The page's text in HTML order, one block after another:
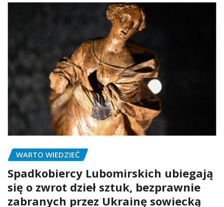
WARTO WIEDZIEĆ
Spadkobiercy Lubomirskich ubiegają
się o zwrot dzieł sztuk, bezprawnie
zabranych przez Ukrainę sowiecką